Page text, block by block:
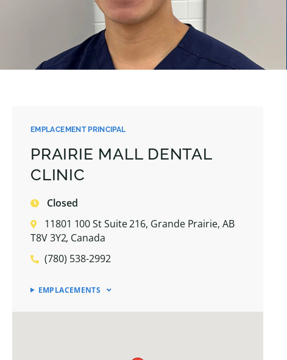
EMPLACEMENT PRINCIPAL
PRAIRIE MALL DENTAL
CLINIC
Closed
11801 100 St Suite 216, Grande Prairie, AB
T8V 3Y2, Canada
(780) 538-2992
EMPLACEMENTS